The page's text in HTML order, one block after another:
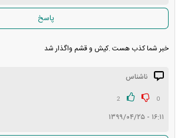
پاسخ
خبر شما کذب هست .کیش و قشم واگذار شد
ناشناس
0
2
۱۶:۱۱ - ۱۳۹۹/۰۴/۲۵